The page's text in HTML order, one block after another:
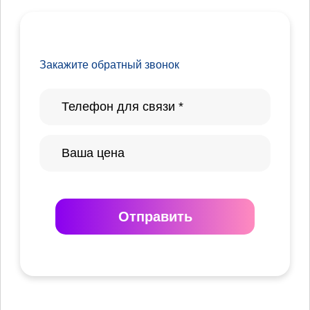
Закажите обратный звонок
Отправить